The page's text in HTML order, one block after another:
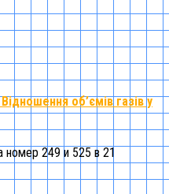
об’ємів газів у
номер 249 и 525 в 21